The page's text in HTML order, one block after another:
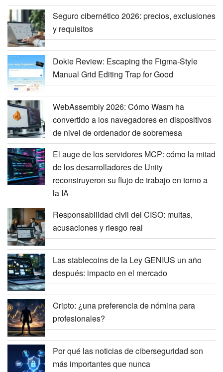
Seguro cibernético 2026: precios, exclusiones
y requisitos
Dokie Review: Escaping the Figma-Style
Manual Grid Editing Trap for Good
WebAssembly 2026: Cómo Wasm ha
convertido a los navegadores en dispositivos
de nivel de ordenador de sobremesa
El auge de los servidores MCP: cómo la mitad
de los desarrolladores de Unity
reconstruyeron su flujo de trabajo en torno a
la IA
Responsabilidad civil del CISO: multas,
acusaciones y riesgo real
Las stablecoins de la Ley GENIUS un año
después: impacto en el mercado
Cripto: ¿una preferencia de nómina para
profesionales?
Por qué las noticias de ciberseguridad son
más importantes que nunca